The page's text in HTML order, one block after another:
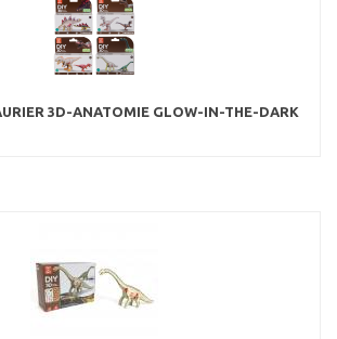
3D-ANATOMIE GLOW-IN-THE-DARK